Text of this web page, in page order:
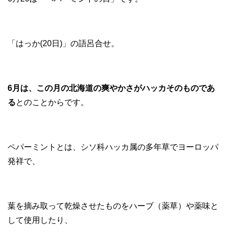
「はっか(20日)」の語呂合せ。
6月は、この月の北海道の爽やかさがハッカそのものであ
るとのことからです。
ペパーミントとは、シソ科ハッカ属の多年草でヨーロッパ
発祥で、
葉を摘み取って乾燥させたものをハーブ（薬草）や薬味と
して使用したり、